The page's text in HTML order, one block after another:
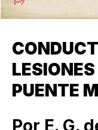
PUENTE
Por E. G.